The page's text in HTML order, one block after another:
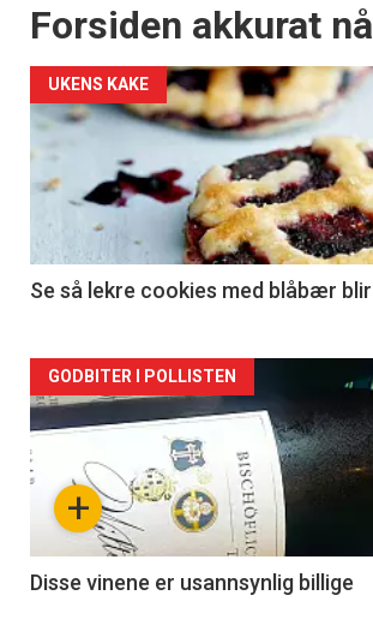
Forsiden akkurat nå
UKENS KAKE
Se så lekre cookies med blåbær blir
Forsiden
akkurat
nå
2
+
GODBITER I POLLISTEN
Disse vinene er usannsynlig billige